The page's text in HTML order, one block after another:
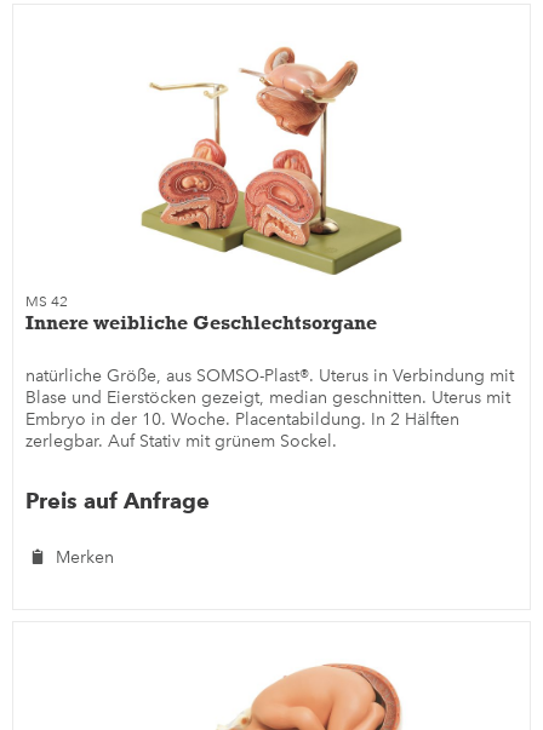
MS 42
Innere weibliche Geschlechtsorgane
natürliche Größe, aus SOMSO-Plast®. Uterus in Verbindung mit
Blase und Eierstöcken gezeigt, median geschnitten. Uterus mit
Embryo in der 10. Woche. Placentabildung. In 2 Hälften
zerlegbar. Auf Stativ mit grünem Sockel.
Preis auf Anfrage
Merken